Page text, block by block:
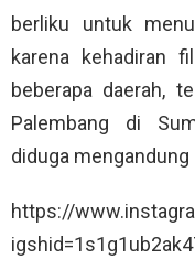
berliku untuk
karena kehadiran
beberapa daerah,
Palembang di
diduga
https://